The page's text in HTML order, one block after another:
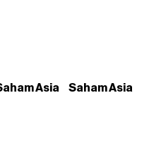
Asia Saham Asia